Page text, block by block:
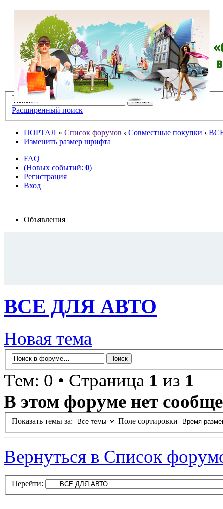
Расширенный поиск
ПОРТАЛ » Список форумов ‹ Совместные покупки ‹
Изменить размер шрифта
FAQ
(Новых событий: 0)
Регистрация
Вход
Объявления
ВСЕ ДЛЯ АВТО
Новая тема
Тем: 0 • Страница 1 из 1
В этом форуме нет
Показать темы за: Поле сортировки
Вернуться в Список
Перейти: